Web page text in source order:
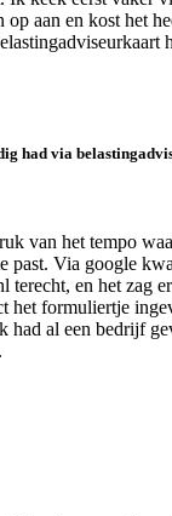
op aan en kost het
had via
van het tempo
past. Via google
terecht, en het zag
het formuliertje
had al een bedrijf